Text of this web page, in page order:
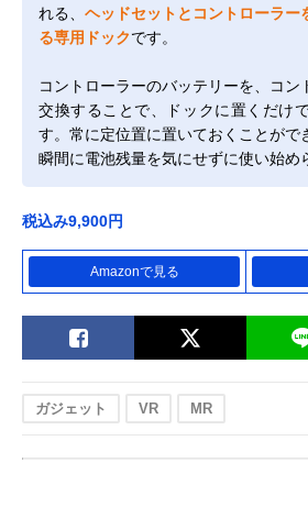
れる、 ヘッドセットとコントローラー
る専用ドックです。
コントローラーのバッテリーを、コン
交換することで、ドックに置くだけ
す。常に定位置に置いておくことがで
瞬間に電池残量を気にせずに使い始め
税込み9,900円
Amazonで見る
ガジェット VR MR